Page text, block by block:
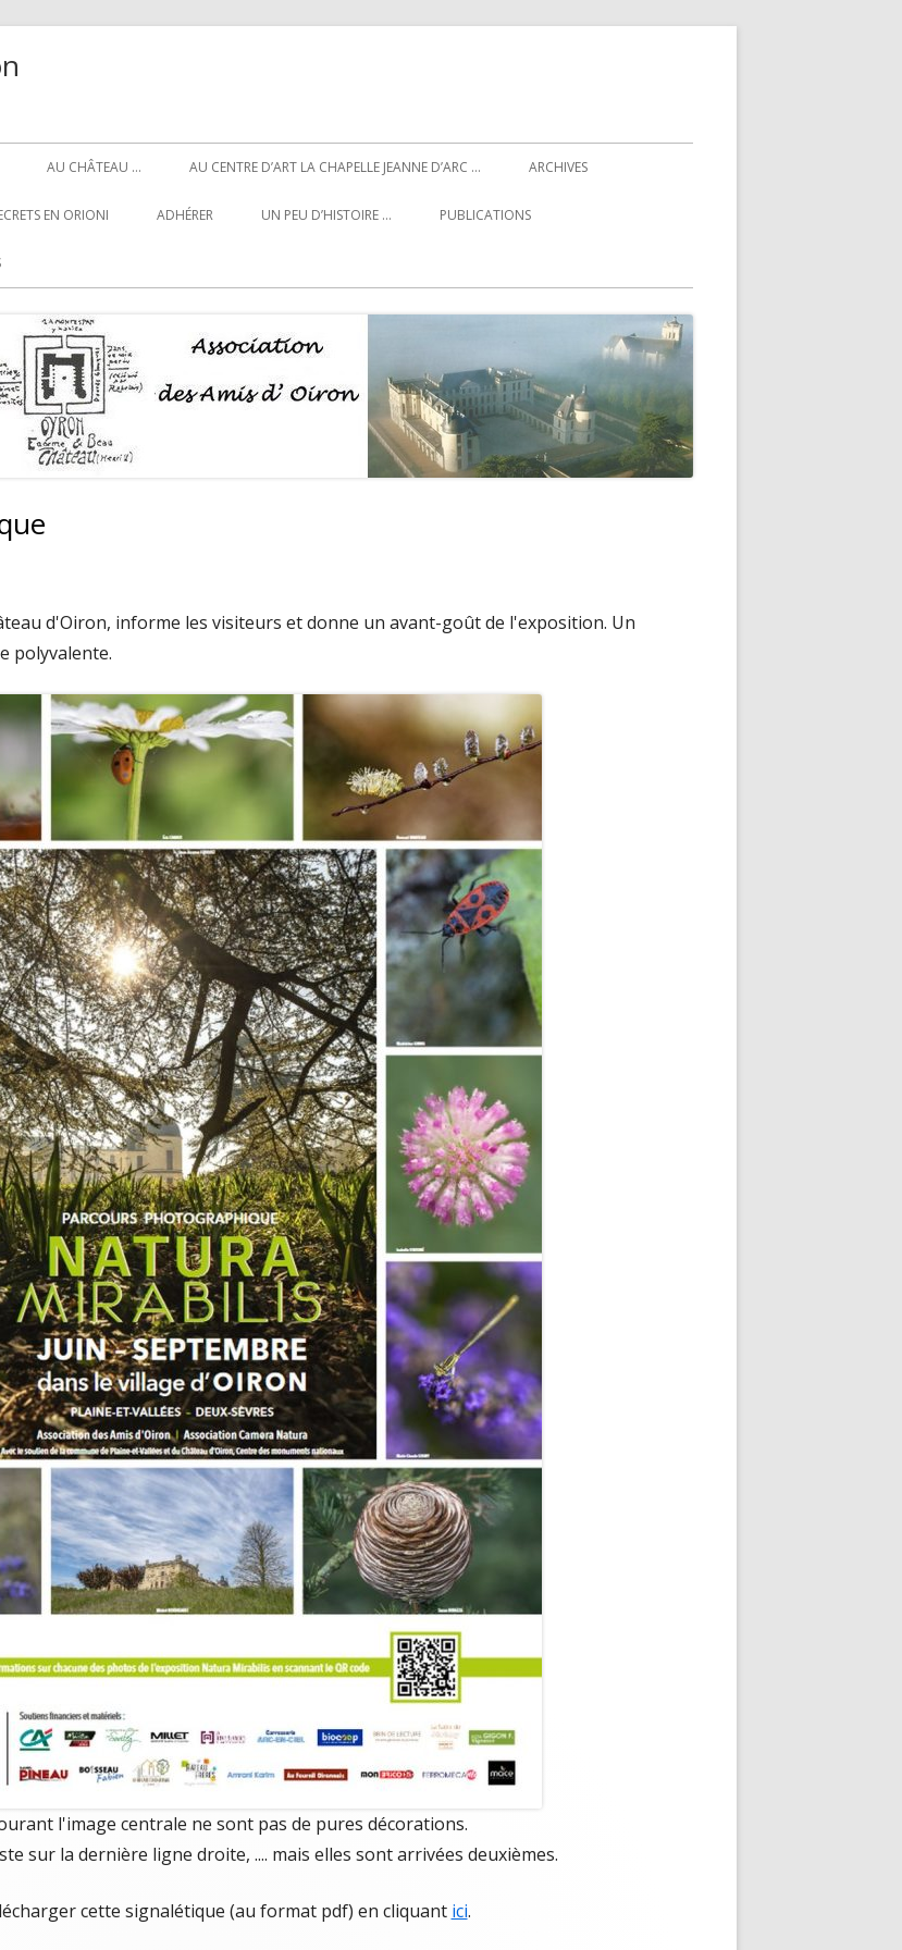
AU CHÂTEAU … AU CENTRE D’ART LA CHAPELLE JEANNE D’ARC … ARCHIVES
EN ORIONI ADHÉRER UN PEU D’HISTOIRE … PUBLICATIONS
d'Oiron, informe les visiteurs et donne un avant-goût de l'exposition. Un
polyvalente.
l'image centrale ne sont pas de pures décorations.
sur la dernière ligne droite, .... mais elles sont arrivées deuxièmes.
cette signalétique (au format pdf) en cliquant ici.